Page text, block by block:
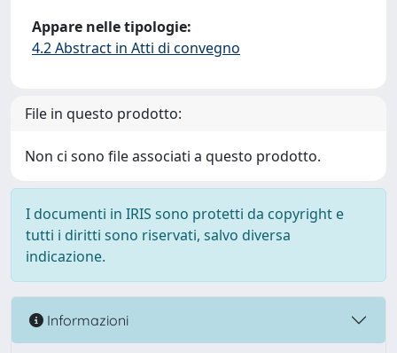
Appare nelle tipologie:
4.2 Abstract in Atti di convegno
File in questo prodotto:
Non ci sono file associati a questo prodotto.
I documenti in IRIS sono protetti da copyright e
tutti i diritti sono riservati, salvo diversa
indicazione.
Informazioni